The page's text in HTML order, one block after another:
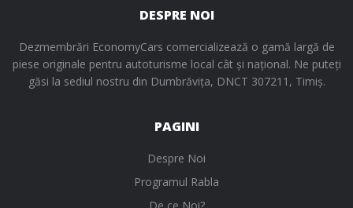
DESPRE NOI
Dezmembrări EconomyCars comercializează o gamă largă de
piese originale pentru autoturisme local cât și național. Ne puteți
găsi la sediul nostru din Dumbrăvița, DNCT 307211, Timiș.
PAGINI
Despre Noi
Programul Rabla